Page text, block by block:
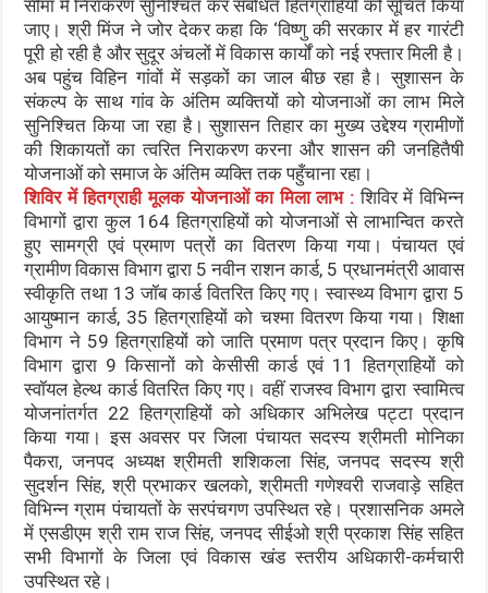
सीमा में निराकरण सुनिश्चित कर संबंधित हितग्राहियों को सूचित किया
जाए। श्री मिंज ने जोर देकर कहा कि ‘विष्णु की सरकार में हर गारंटी
पूरी हो रही है और सुदूर अंचलों में विकास कार्यों को नई रफ्तार मिली है।
अब पहुंच विहिन गांवों में सड़कों का जाल बीछ रहा है। सुशासन के
संकल्प के साथ गांव के अंतिम व्यक्तियों को योजनाओं का लाभ मिले
सुनिश्चित किया जा रहा है। सुशासन तिहार का मुख्य उद्देश्य ग्रामीणों
की शिकायतों का त्वरित निराकरण करना और शासन की जनहितैषी
योजनाओं को समाज के अंतिम व्यक्ति तक पहुँचाना रहा।
शिविर में हितग्राही मूलक योजनाओं का मिला लाभ :शिविर में विभिन्न
विभागों द्वारा कुल 164 हितग्राहियों को योजनाओं से लाभान्वित करते
हुए सामग्री एवं प्रमाण पत्रों का वितरण किया गया। पंचायत एवं
ग्रामीण विकास विभाग द्वारा 5 नवीन राशन कार्ड, 5 प्रधानमंत्री आवास
स्वीकृति तथा 13 जॉब कार्ड वितरित किए गए। स्वास्थ्य विभाग द्वारा 5
आयुष्मान कार्ड, 35 हितग्राहियों को चश्मा वितरण किया गया। शिक्षा
विभाग ने 59 हितग्राहियों को जाति प्रमाण पत्र प्रदान किए। कृषि
विभाग द्वारा 9 किसानों को केसीसी कार्ड एवं 11 हितग्राहियों को
स्वॉयल हेल्थ कार्ड वितरित किए गए। वहीं राजस्व विभाग द्वारा स्वामित्व
योजनांतर्गत 22 हितग्राहियों को अधिकार अभिलेख पट्टा प्रदान
किया गया। इस अवसर पर जिला पंचायत सदस्य श्रीमती मोनिका
पैकरा, जनपद अध्यक्ष श्रीमती शशिकला सिंह, जनपद सदस्य श्री
सुदर्शन सिंह, श्री प्रभाकर खलको, श्रीमती गणेश्वरी राजवाड़े सहित
विभिन्न ग्राम पंचायतों के सरपंचगण उपस्थित रहे। प्रशासनिक अमले
में एसडीएम श्री राम राज सिंह, जनपद सीईओ श्री प्रकाश सिंह सहित
सभी विभागों के जिला एवं विकास खंड स्तरीय अधिकारी-कर्मचारी
उपस्थित रहे।